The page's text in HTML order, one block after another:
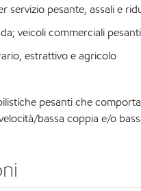
pesante, assali e
veicoli commerciali pesanti
estrattivo e agricolo
pesanti che
bassa coppia e/o